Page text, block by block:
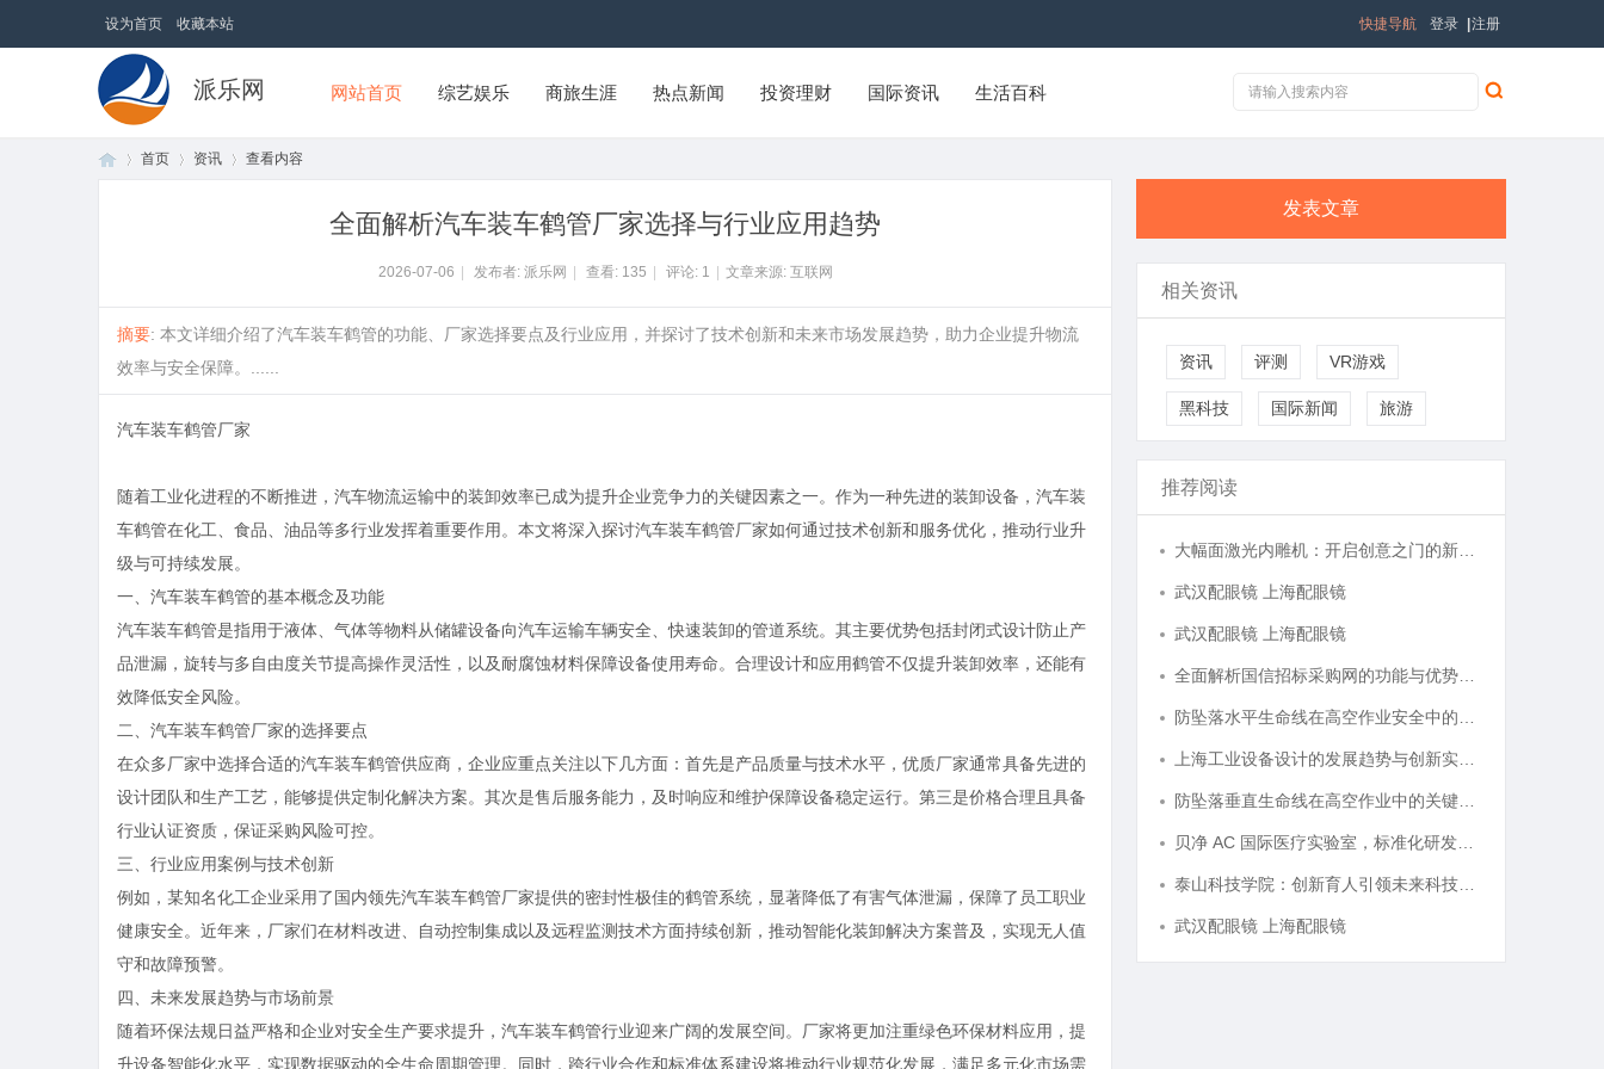
设为首页 收藏本站 登录 注册
快捷导航
派乐网 网站首页 综艺娱乐 商旅生涯 热点新闻 投资理财 国际资讯 生活百科
首页 资讯 查看内容
全面解析汽车装车鹤管厂家选择与行业应用趋势
2026-07-06 发布者: 派乐网 查看: 135 评论: 1 文章来源: 互联网
摘要: 本文详细介绍了汽车装车鹤管的功能、厂家选择要点及行业应用，并探讨了技术创新和未来市场发展趋势，助力企业提升物流
效率与安全保障。......
汽车装车鹤管厂家
随着工业化进程的不断推进，汽车物流运输中的装卸效率已成为提升企业竞争力的关键因素之一。作为一种先进的装卸设备，汽车装
车鹤管在化工、食品、油品等多行业发挥着重要作用。本文将深入探讨汽车装车鹤管厂家如何通过技术创新和服务优化，推动行业升
级与可持续发展。
一、汽车装车鹤管的基本概念及功能
汽车装车鹤管是指用于液体、气体等物料从储罐设备向汽车运输车辆安全、快速装卸的管道系统。其主要优势包括封闭式设计防止产
品泄漏，旋转与多自由度关节提高操作灵活性，以及耐腐蚀材料保障设备使用寿命。合理设计和应用鹤管不仅提升装卸效率，还能有
效降低安全风险。
二、汽车装车鹤管厂家的选择要点
在众多厂家中选择合适的汽车装车鹤管供应商，企业应重点关注以下几方面：首先是产品质量与技术水平，优质厂家通常具备先进的
设计团队和生产工艺，能够提供定制化解决方案。其次是售后服务能力，及时响应和维护保障设备稳定运行。第三是价格合理且具备
行业认证资质，保证采购风险可控。
三、行业应用案例与技术创新
例如，某知名化工企业采用了国内领先汽车装车鹤管厂家提供的密封性极佳的鹤管系统，显著降低了有害气体泄漏，保障了员工职业
健康安全。近年来，厂家们在材料改进、自动控制集成以及远程监测技术方面持续创新，推动智能化装卸解决方案普及，实现无人值
守和故障预警。
四、未来发展趋势与市场前景
随着环保法规日益严格和企业对安全生产要求提升，汽车装车鹤管行业迎来广阔的发展空间。厂家将更加注重绿色环保材料应用，提
升设备智能化水平，实现数据驱动的全生命周期管理。同时，跨行业合作和标准体系建设将推动行业规范化发展，满足多元化市场需
发表文章
相关资讯
资讯 评测 VR游戏
黑科技 国际新闻 旅游
推荐阅读
武汉配眼镜 上海配眼镜
武汉配眼镜 上海配眼镜
武汉配眼镜 上海配眼镜